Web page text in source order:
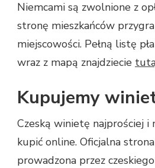
Niemcami są zwolnione z
stronę mieszkańców
miejscowości. Pełną listę
wraz z mapą znajdziecie
Kupujemy
Czeską winietę najprościej i
kupić online. Oficjalna
prowadzona przez